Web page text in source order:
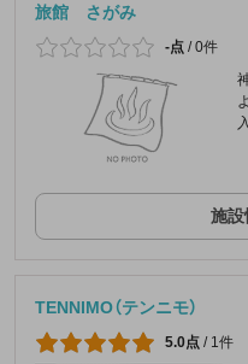
旅館 さがみ
-点 /0件
施設
TENNIMO（テンニモ）
5.0点 / 1件